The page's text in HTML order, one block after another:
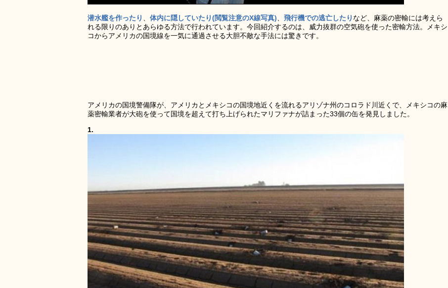
潜水艦を作ったり 体内に隠していたり(閲覧注意のX線写真) 飛行機での逃亡したり など、麻薬の密輸には考えら
れる限りのありとあらゆる方法で行われています。今回紹介するのは、威力抜群の空気砲を使った密輸方法。メキシ
コからアメリカの国境線を一気に通過させる大胆不敵な手法には驚きです。
アメリカの国境警備隊が、アメリカとメキシコの国境地近くを流れるアリゾナ州のコロラド川近くで、メキシコの麻
薬密輸業者が大砲を使って国境を超えて打ち上げられたマリファナが詰まった33個の缶を発見しました。
1.